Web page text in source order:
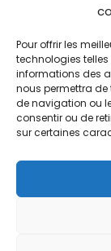
Pour offrir les
technologies
informations des
nous permettra
de navigation ou
consentir ou de
sur certaines